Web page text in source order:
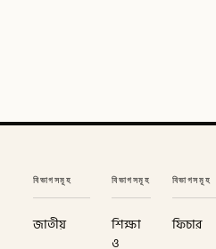
বিভাগসমূহ
জাতীয়
বিভাগসমূহ
শিক্ষা
ও
বিভাগসমূহ
ফিচার